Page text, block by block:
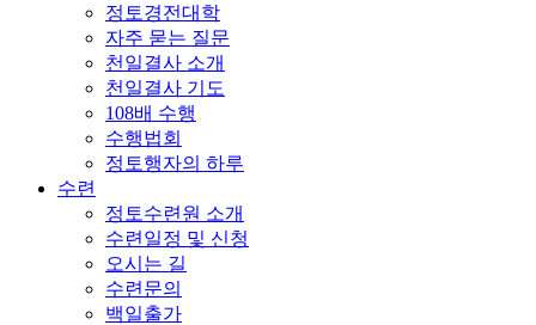
정토경전대학
자주 묻는 질문
천일결사 소개
천일결사 기도
108배 수행
수행법회
정토행자의 하루
수련
정토수련원 소개
수련일정 및 신청
오시는 길
수련문의
백일출가